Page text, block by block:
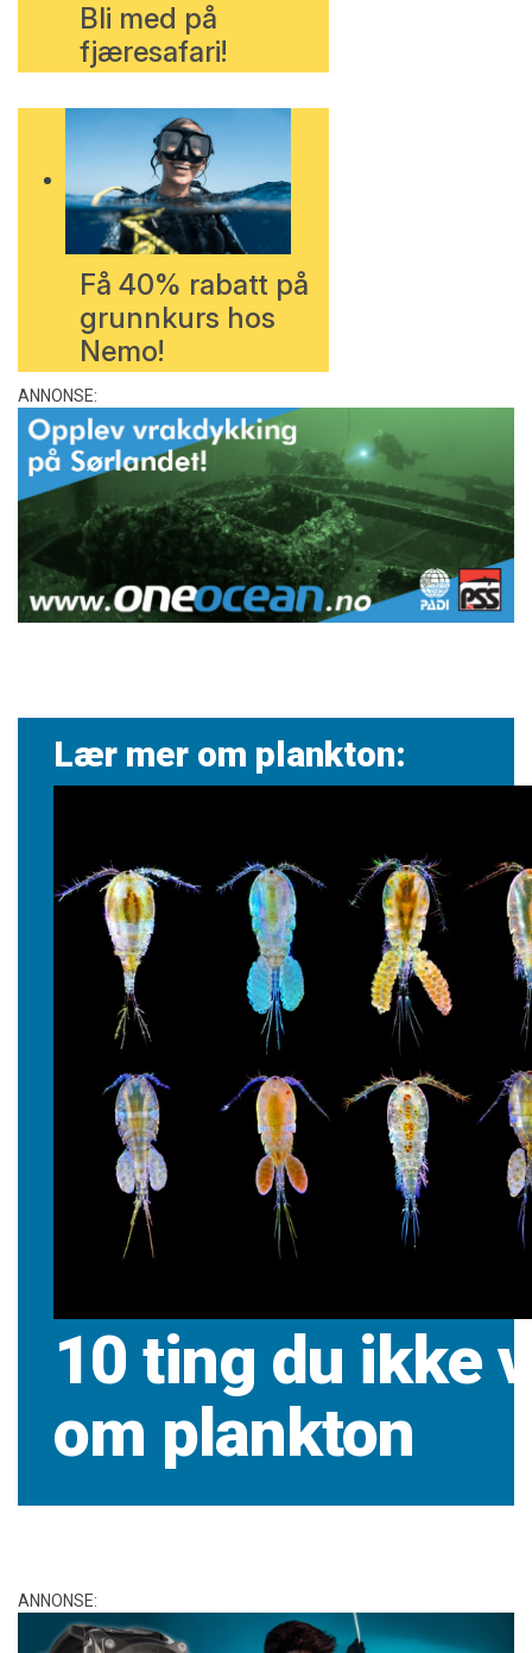
Bli med på
fjæresafari!
Få 40% rabatt på
grunnkurs hos
Nemo!
ANNONSE:
Lær mer om plankton:
10 ting du ikke
om plankton
ANNONSE: